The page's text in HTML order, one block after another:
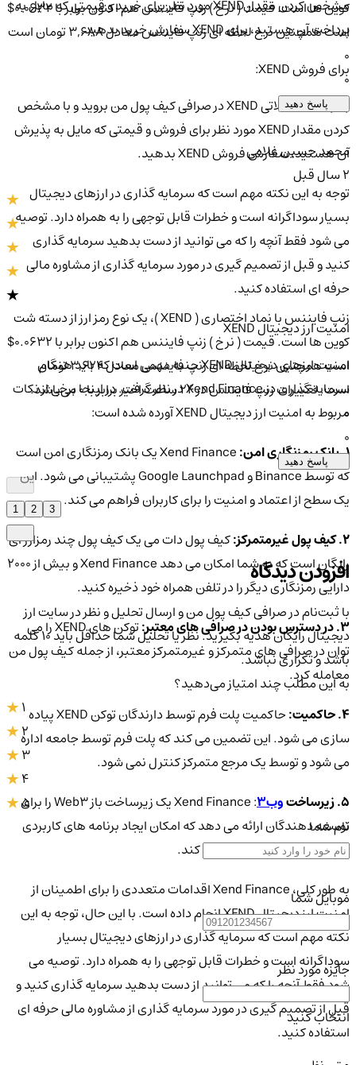
مشخص کردن مقدار XEND مورد نظر برای خرید و قیمتی که مایل به
پرداخت آن هستید، برای XEND سفارش خرید بدهید.
برای فروش XEND:
به جفت معاملاتی XEND در صرافی کیف پول من بروید و با مشخص
کردن مقدار XEND مورد نظر برای فروش و قیمتی که مایل به پذیرش
آن هستید، سفارش فروش XEND بدهید.
توجه به این نکته مهم است که سرمایه گذاری در ارزهای دیجیتال
بسیار سوداگرانه است و خطرات قابل توجهی را به همراه دارد. توصیه
می شود فقط آنچه را که می توانید از دست بدهید سرمایه گذاری
کنید و قبل از تصمیم گیری در مورد سرمایه گذاری از مشاوره مالی
حرفه ای استفاده کنید.
امنیت ارز دیجیتال XEND
امنیت ارزهای دیجیتال XEND جنبه مهمی است که باید هنگام
سرمایه گذاری در Xend Finance در نظر گرفت. در اینجا برخی از نکات
مربوط به امنیت ارز دیجیتال XEND آورده شده است:
Xend Finance یک بانک رمزنگاری امن است
که توسط Binance و Google Launchpad پشتیبانی می شود. این
یک سطح از اعتماد و امنیت را برای کاربران فراهم می کند.
2. کیف پول غیرمتمرکز:
کیف پول دات می یک کیف پول چند رمزارز ای
رایگان است که به شما امکان می دهد Xend Finance و بیش از 2000
دارایی رمزنگاری دیگر را در تلفن همراه خود ذخیره کنید.
3. در دسترس بودن در صرافی های معتبر:
توکن های XEND را می
توان در صرافی های متمرکز و غیرمتمرکز معتبر، از جمله کیف پول من
معامله کرد.
4. حاکمیت:
حاکمیت پلت فرم توسط دارندگان توکن XEND پیاده
سازی می شود. این تضمین می کند که پلت فرم توسط جامعه اداره
می شود و توسط یک مرجع متمرکز کنترل نمی شود.
5. زیرساخت
وب3
: Xend Finance یک زیرساخت باز Web3 را برای
توسعه دهندگان ارائه می دهد که امکان ایجاد برنامه های کاربردی
امن و غیرمتمرکز را فراهم می کند.
به طور کلی، Xend Finance اقدامات متعددی را برای اطمینان از
امنیت ارز دیجیتال XEND انجام داده است. با این حال، توجه به این
نکته مهم است که سرمایه گذاری در ارزهای دیجیتال بسیار
سوداگرانه است و خطرات قابل توجهی را به همراه دارد. توصیه می
شود فقط آنچه را که می توانید از دست بدهید سرمایه گذاری کنید و
قبل از تصمیم گیری در مورد سرمایه گذاری از مشاوره مالی حرفه ای
استفاده کنید.
کوین ها است. قیمت ( نرخ ) زنپ فایننس هم اکنون برابر با 0.0632$
است همچنین نرخ لحظه ای زنپ فایننس معادل 3,688 تومان است
پاسخ دهید
محمد حسین غلامی
زنپ فایننس با نماد اختصاری ( XEND )، یک نوع رمز ارز از دسته شت
کوین ها است. قیمت ( نرخ ) زنپ فایننس هم اکنون برابر با 0.0632$
است همچنین نرخ لحظه ای زنپ فایننس معادل 3,624 تومان
است. تغییرات زنپ فایننس در ۲۴ ساعت اخیر برابر با 0 می‌باشد.
پاسخ دهید
افزودن دیدگاه
با ثبت‌نام در صرافی کیف پول من و ارسال تحلیل و نظر در سایت ارز
دیجیتال رایگان هدیه بگیرید. نظر یا تحلیل شما حداقل باید ۱۰ کلمه
باشد و تکراری نباشد.
به این مطلب چند امتیاز می‌دهید؟
1
2
3
4
5
نام شما
موبایل شما
جایزه مورد نظر
انتخاب کنید